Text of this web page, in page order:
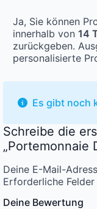
Ja, Sie können
innerhalb von 14
zurückgeben.
personalisierte
Es gibt noch
Schreibe die
„Portemonnaie
Deine E-Mail-
Erforderliche
Deine Bewertung